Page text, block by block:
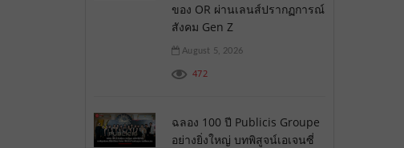
ของ OR ผ่านเลนส์ปรากฏการณ์
สังคม Gen Z
August 5, 2026
472
ฉลอง 100 ปี Publicis Groupe
อย่างยิ่งใหญ่ บทพิสูจน์เอเจนซี่